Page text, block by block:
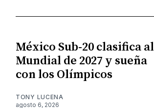
México Sub-20 clasifica al
Mundial de 2027 y sueña
con los Olímpicos
TONY LUCENA
agosto 6, 2026